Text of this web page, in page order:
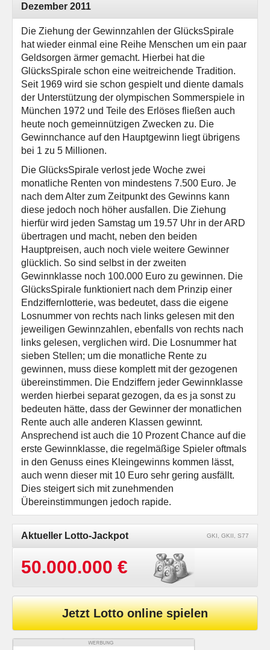
Dezember 2011
Die Ziehung der Gewinnzahlen der GlücksSpirale
hat wieder einmal eine Reihe Menschen um ein paar
Geldsorgen ärmer gemacht. Hierbei hat die
GlücksSpirale schon eine weitreichende Tradition.
Seit 1969 wird sie schon gespielt und diente damals
der Unterstützung der olympischen Sommerspiele in
München 1972 und Teile des Erlöses fließen auch
heute noch gemeinnützigen Zwecken zu. Die
Gewinnchance auf den Hauptgewinn liegt übrigens
bei 1 zu 5 Millionen.
Die GlücksSpirale verlost jede Woche zwei
monatliche Renten von mindestens 7.500 Euro. Je
nach dem Alter zum Zeitpunkt des Gewinns kann
diese jedoch noch höher ausfallen. Die Ziehung
hierfür wird jeden Samstag um 19.57 Uhr in der ARD
übertragen und macht, neben den beiden
Hauptpreisen, auch noch viele weitere Gewinner
glücklich. So sind selbst in der zweiten
Gewinnklasse noch 100.000 Euro zu gewinnen. Die
GlücksSpirale funktioniert nach dem Prinzip einer
Endziffernlotterie, was bedeutet, dass die eigene
Losnummer von rechts nach links gelesen mit den
jeweiligen Gewinnzahlen, ebenfalls von rechts nach
links gelesen, verglichen wird. Die Losnummer hat
sieben Stellen; um die monatliche Rente zu
gewinnen, muss diese komplett mit der gezogenen
übereinstimmen. Die Endziffern jeder Gewinnklasse
werden hierbei separat gezogen, da es ja sonst zu
bedeuten hätte, dass der Gewinner der monatlichen
Rente auch alle anderen Klassen gewinnt.
Ansprechend ist auch die 10 Prozent Chance auf die
erste Gewinnklasse, die regelmäßige Spieler oftmals
in den Genuss eines Kleingewinns kommen lässt,
auch wenn dieser mit 10 Euro sehr gering ausfällt.
Dies steigert sich mit zunehmenden
Übereinstimmungen jedoch rapide.
Aktueller Lotto-Jackpot GKI, GKII, S77
50.000.000 €
Jetzt Lotto online spielen